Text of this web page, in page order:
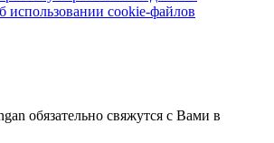
использовании cookie-файлов
обязательно свяжутся с Вами в